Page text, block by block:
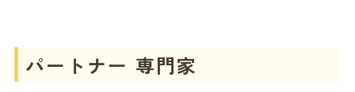
パートナー 専門家